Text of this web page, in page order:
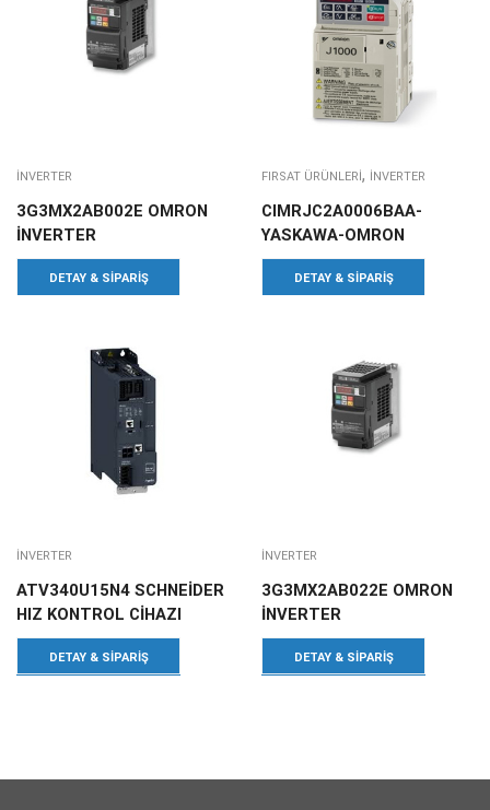
INVERTER
3G3MX2AB002E OMRON
İNVERTER
DETAY & SIPARIŞ
FIRSAT ÜRÜNLERI, INVERTER
CIMRJC2A0006BAA-
YASKAWA-OMRON
DETAY & SIPARIŞ
INVERTER
ATV340U15N4 SCHNEİDER
HIZ KONTROL CİHAZI
DETAY & SIPARIŞ
INVERTER
3G3MX2AB022E OMRON
İNVERTER
DETAY & SIPARIŞ